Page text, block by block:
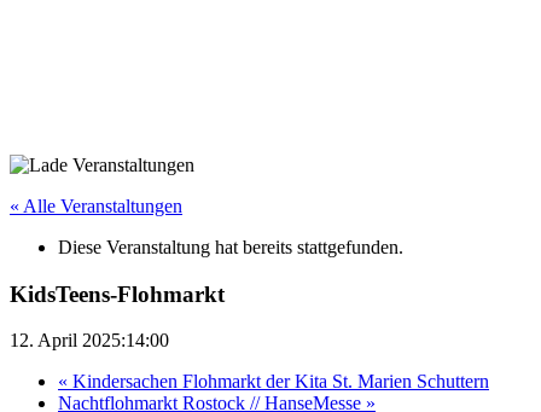
« Alle Veranstaltungen
Diese Veranstaltung hat bereits stattgefunden.
KidsTeens-Flohmarkt
12. April 2025:14:00
« Kindersachen Flohmarkt der Kita St. Marien Schuttern
Nachtflohmarkt Rostock // HanseMesse »